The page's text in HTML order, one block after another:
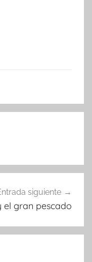
siguiente
el gran pescado